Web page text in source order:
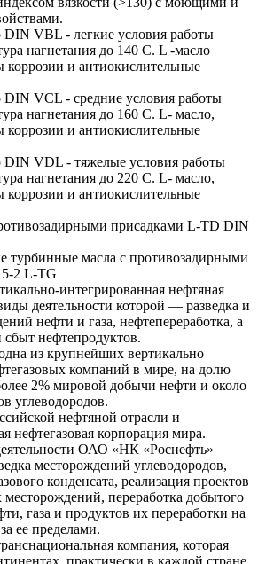
DIN VBL - легкие условия работы
нагнетания до 140 С. L -масло
и антиокислительные
DIN VCL - средние условия работы
нагнетания до 160 С. L- масло,
и антиокислительные
DIN VDL - тяжелые условия работы
нагнетания до 220 С. L- масло,
и антиокислительные
присадками L-TD DIN
турбинные масла с противозадирными
2 L-TG
интегрированная нефтяная
деятельности которой — разведка и
нефти и газа, нефтепереработка, а
сбыт нефтепродуктов.
из крупнейших вертикально
компаний в мире, на долю
2% мировой добычи нефти и около
углеводородов.
нефтяной отрасли и
нефтегазовая корпорация мира.
ОАО «НК «Роснефть»
месторождений углеводородов,
конденсата, реализация проектов
переработка добытого
газа и продуктов их переработки на
ее пределами.
компания, которая